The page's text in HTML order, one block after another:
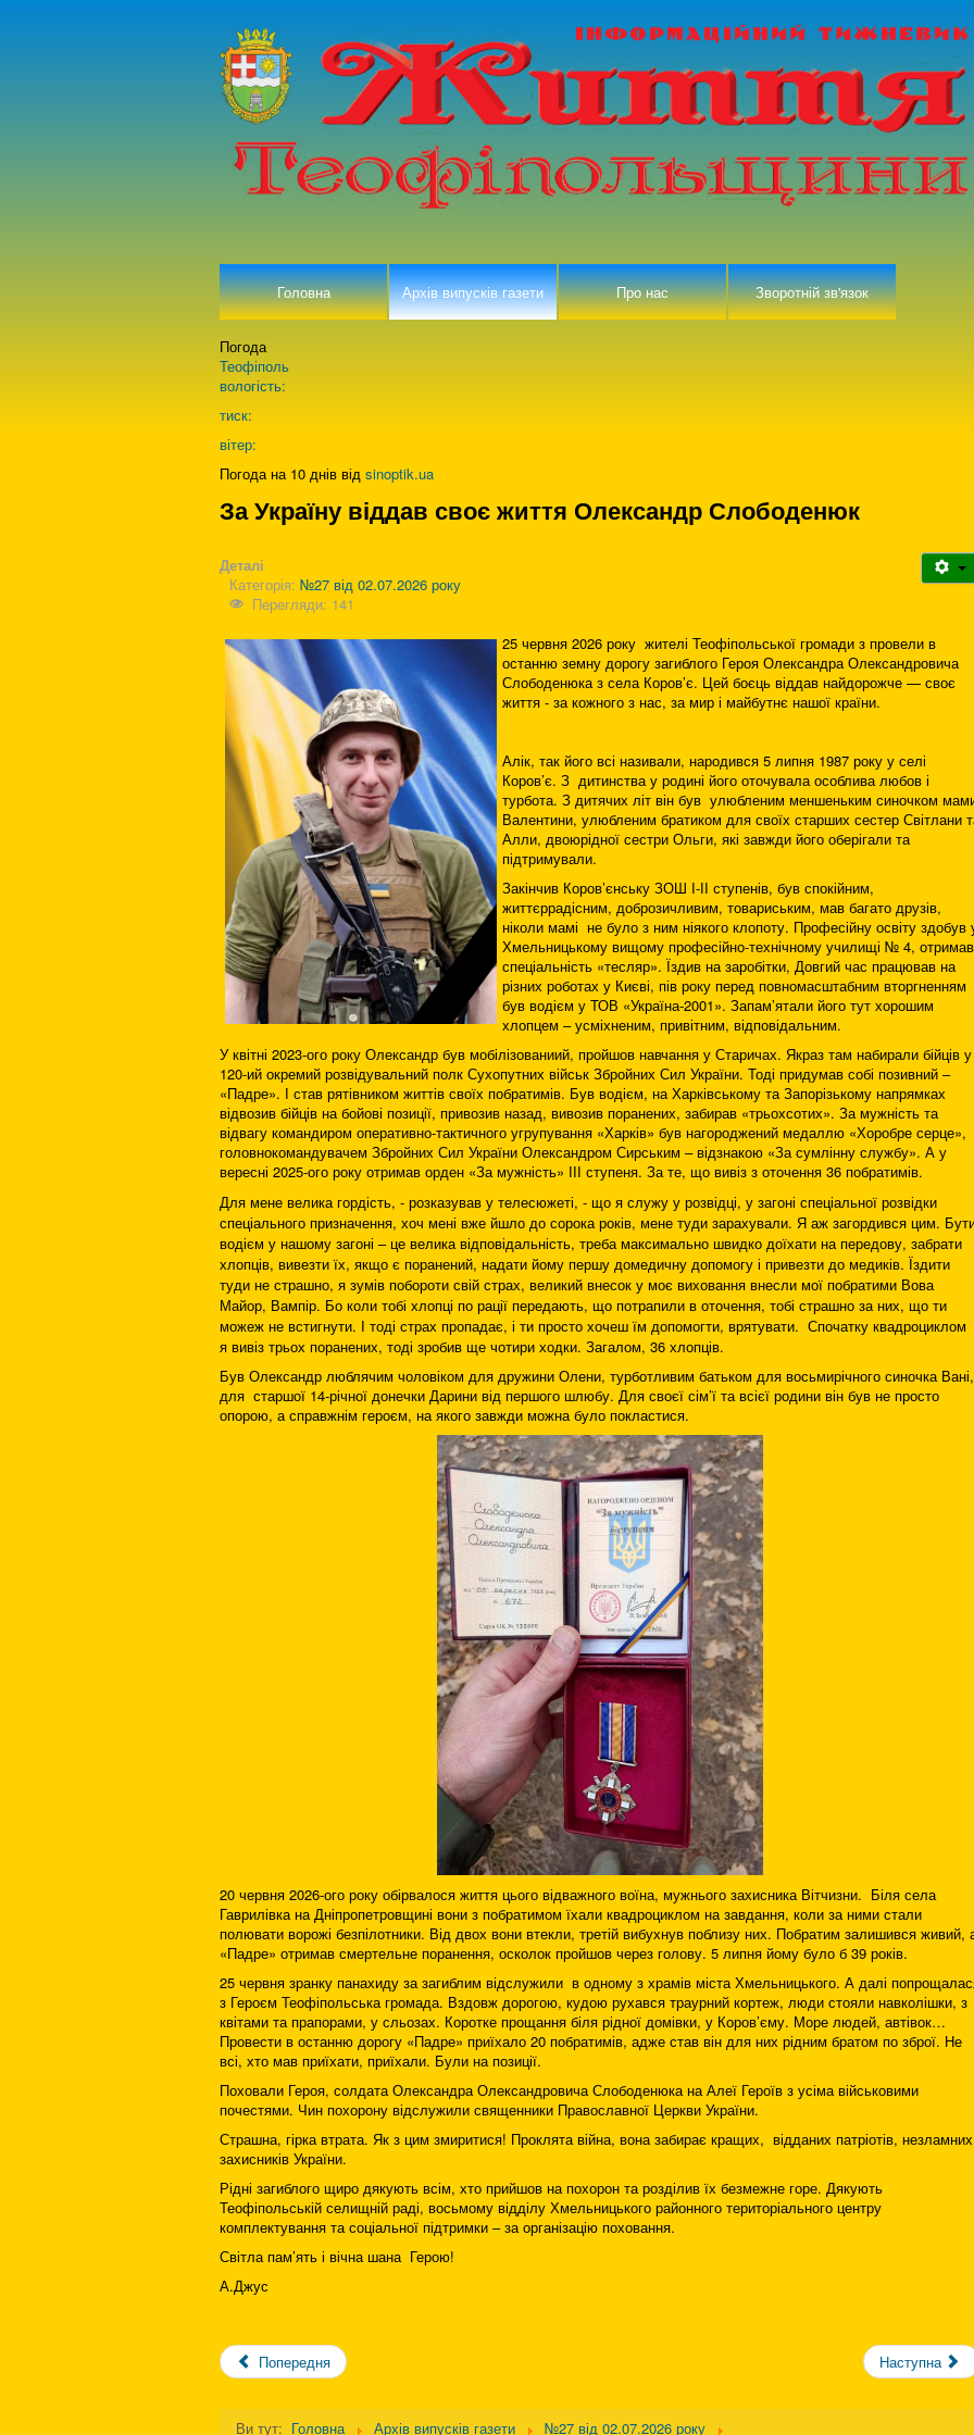
Головна Архів випусків газети Про нас Зворотній зв'язок
Погода
Теофіполь
вологість:
тиск:
вітер:
Погода на 10 днів від sinoptik.ua
За Україну віддав своє життя Олександр Слободенюк
Деталі
Категорія: №27 від 02.07.2026 року
Перегляди: 141
25 червня 2026 року жителі Теофіпольської громади з провели в
останню земну дорогу загиблого Героя Олександра Олександровича
Слободенюка з села Коров’є. Цей боєць віддав найдорожче — своє
життя - за кожного з нас, за мир і майбутнє нашої країни.
Алік, так його всі називали, народився 5 липня 1987 року у селі
Коров’є. З дитинства у родині його оточувала особлива любов і
турбота. З дитячих літ він був улюбленим меншеньким синочком
Валентини, улюбленим братиком для своїх старших сестер Світлани
Алли, двоюрідної сестри Ольги, які завжди його оберігали та
підтримували.
Закінчив Коров’єнську ЗОШ І-ІІ ступенів, був спокійним,
життєррадісним, доброзичливим, товариським, мав багато друзів,
ніколи мамі не було з ним ніякого клопоту. Професійну освіту здобув
Хмельницькому вищому професійно-технічному училищі № 4, отримав
спеціальність «тесляр». Їздив на заробітки, Довгий час працював на
різних роботах у Києві, пів року перед повномасштабним вторгненням
був водієм у ТОВ «Україна-2001». Запам’ятали його тут хорошим
хлопцем – усміхненим, привітним, відповідальним.
У квітні 2023-ого року Олександр був мобілізованиий, пройшов навчання у Старичах. Якраз там набирали бійців у
120-ий окремий розвідувальний полк Сухопутних військ Збройних Сил України. Тоді придумав собі позивний –
«Падре». І став рятівником життів своїх побратимів. Був водієм, на Харківському та Запорізькому напрямках
відвозив бійців на бойові позиції, привозив назад, вивозив поранених, забирав «трьохсотих». За мужність та
відвагу командиром оперативно-тактичного угрупування «Харків» був нагороджений медаллю «Хоробре серце»,
головнокомандувачем Збройних Сил України Олександром Сирським – відзнакою «За сумлінну службу». А у
вересні 2025-ого року отримав орден «За мужність» ІІІ ступеня. За те, що вивіз з оточення 36 побратимів.
Для мене велика гордість, - розказував у телесюжеті, - що я служу у розвідці, у загоні спеціальної розвідки
спеціального призначення, хоч мені вже йшло до сорока років, мене туди зарахували. Я аж загордився цим.
водієм у нашому загоні – це велика відповідальність, треба максимально швидко доїхати на передову, забрати
хлопців, вивезти їх, якщо є поранений, надати йому першу домедичну допомогу і привезти до медиків. Їздити
туди не страшно, я зумів побороти свій страх, великий внесок у моє виховання внесли мої побратими Вова
Майор, Вампір. Бо коли тобі хлопці по рації передають, що потрапили в оточення, тобі страшно за них, що ти
можеж не встигнути. І тоді страх пропадає, і ти просто хочеш їм допомогти, врятувати. Спочатку квадроциклом
я вивіз трьох поранених, тоді зробив ще чотири ходки. Загалом, 36 хлопців.
Був Олександр люблячим чоловіком для дружини Олени, турботливим батьком для восьмирічного синочка Вані,
для старшої 14-річної донечки Дарини від першого шлюбу. Для своєї сім’ї та всієї родини він був не просто
опорою, а справжнім героєм, на якого завжди можна було покластися.
20 червня 2026-ого року обірвалося життя цього відважного воїна, мужнього захисника Вітчизни. Біля села
Гаврилівка на Дніпропетровщині вони з побратимом їхали квадроциклом на завдання, коли за ними стали
полювати ворожі безпілотники. Від двох вони втекли, третій вибухнув поблизу них. Побратим залишився живий,
«Падре» отримав смертельне поранення, осколок пройшов через голову. 5 липня йому було б 39 років.
25 червня зранку панахиду за загиблим відслужили в одному з храмів міста Хмельницького. А далі
з Героєм Теофіпольська громада. Вздовж дорогою, кудою рухався траурний кортеж, люди стояли навколішки, з
квітами та прапорами, у сльозах. Коротке прощання біля рідної домівки, у Коров’єму. Море людей, автівок…
Провести в останню дорогу «Падре» приїхало 20 побратимів, адже став він для них рідним братом по зброї. Не
всі, хто мав приїхати, приїхали. Були на позиції.
Поховали Героя, солдата Олександра Олександровича Слободенюка на Алеї Героїв з усіма військовими
почестями. Чин похорону відслужили священники Православної Церкви України.
Страшна, гірка втрата. Як з цим змиритися! Проклята війна, вона забирає кращих, відданих патріотів, незламних
захисників України.
Рідні загиблого щиро дякують всім, хто прийшов на похорон та розділив їх безмежне горе. Дякують
Теофіпольській селищній раді, восьмому відділу Хмельницького районного територіального центру
комплектування та соціальної підтримки – за організацію поховання.
Світла пам’ять і вічна шана Герою!
А.Джус
Попередня Наступна
Ви тут: Головна Архів випусків газети №27 від 02.07.2026 року